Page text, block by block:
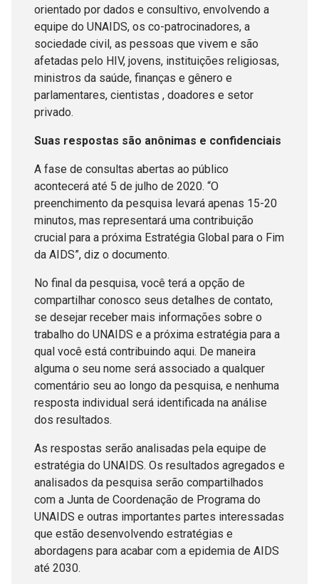
orientado por dados e consultivo, envolvendo a
equipe do UNAIDS, os co-patrocinadores, a
sociedade civil, as pessoas que vivem e são
afetadas pelo HIV, jovens, instituições religiosas,
ministros da saúde, finanças e gênero e
parlamentares, cientistas , doadores e setor
privado.
Suas respostas são anônimas e confidenciais
A fase de consultas abertas ao público
acontecerá até 5 de julho de 2020. “O
preenchimento da pesquisa levará apenas 15-20
minutos, mas representará uma contribuição
crucial para a próxima Estratégia Global para o Fim
da AIDS”, diz o documento.
No final da pesquisa, você terá a opção de
compartilhar conosco seus detalhes de contato,
se desejar receber mais informações sobre o
trabalho do UNAIDS e a próxima estratégia para a
qual você está contribuindo aqui. De maneira
alguma o seu nome será associado a qualquer
comentário seu ao longo da pesquisa, e nenhuma
resposta individual será identificada na análise
dos resultados.
As respostas serão analisadas pela equipe de
estratégia do UNAIDS. Os resultados agregados e
analisados da pesquisa serão compartilhados
com a Junta de Coordenação de Programa do
UNAIDS e outras importantes partes interessadas
que estão desenvolvendo estratégias e
abordagens para acabar com a epidemia de AIDS
até 2030.